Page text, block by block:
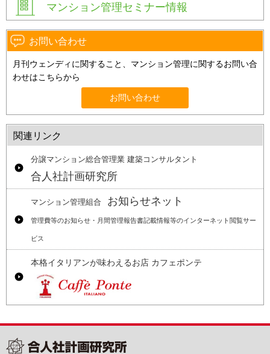
マンション管理セミナー情報
お問い合わせ
月刊ウェンディに関すること、マンション管理に関するお問い合
わせはこちらから
お問い合わせ
関連リンク
分譲マンション総合管理業 建築コンサルタント
合人社計画研究所
マンション管理組合 お知らせネット
管理費等のお知らせ・月間管理報告書記載情報等のインターネット閲覧サー
ビス
本格イタリアンが味わえるお店 カフェポンテ